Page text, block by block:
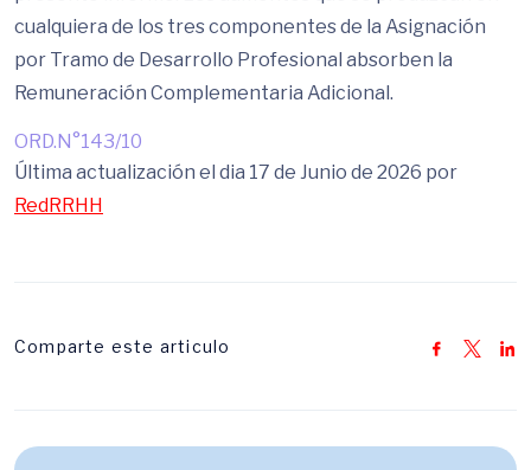
cualquiera de los tres componentes de la Asignación
por Tramo de Desarrollo Profesional absorben la
Remuneración Complementaria Adicional.
ORD.N°143/10
Última actualización el dia 17 de Junio de 2026 por
RedRRHH
Comparte este articulo